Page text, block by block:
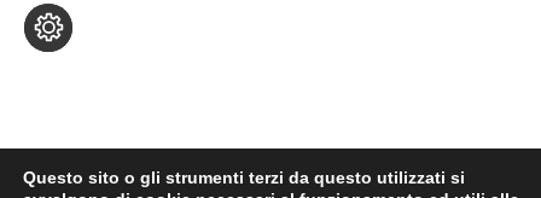
Questo sito o gli strumenti terzi da questo utilizzati si